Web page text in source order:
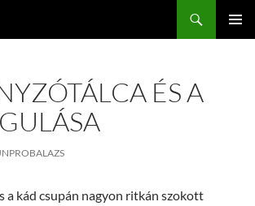
ÉS A
a kád csupán nagyon ritkán szokott